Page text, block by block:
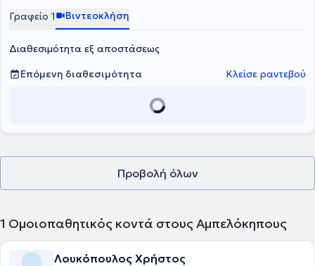
Γραφείο 1 Βιντεοκλήση
Διαθεσιμότητα εξ αποστάσεως
Επόμενη διαθεσιμότητα
Κλείσε ραντεβού
Προβολή όλων
1 Ομοιοπαθητικός κοντά στους Αμπελόκηπους
Λουκόπουλος Χρήστος